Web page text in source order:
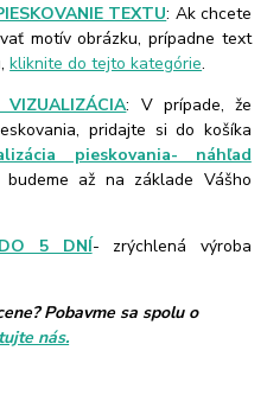
TEXTU: Ak chcete
motív obrázku, prípadne text
kliknite do tejto kategórie.
VIZUALIZÁCIA: V prípade, že
pridajte si do košíka
pieskovania- náhľad
až na základe Vášho
DO 5 DNÍ- zrýchlená výroba
Pobavme sa spolu o
nás.